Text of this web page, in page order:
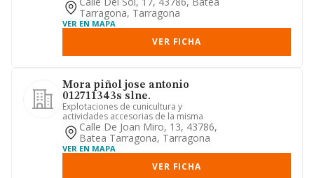
Tarragona, Tarragona
VER EN MAPA
VER FICHA
Mora piñol jose antonio
012711343s slne.
Explotaciones de cunicultura y
actividades accesorias de la misma
Calle De Joan Miro, 13, 43786,
Batea Tarragona, Tarragona
VER EN MAPA
VER FICHA